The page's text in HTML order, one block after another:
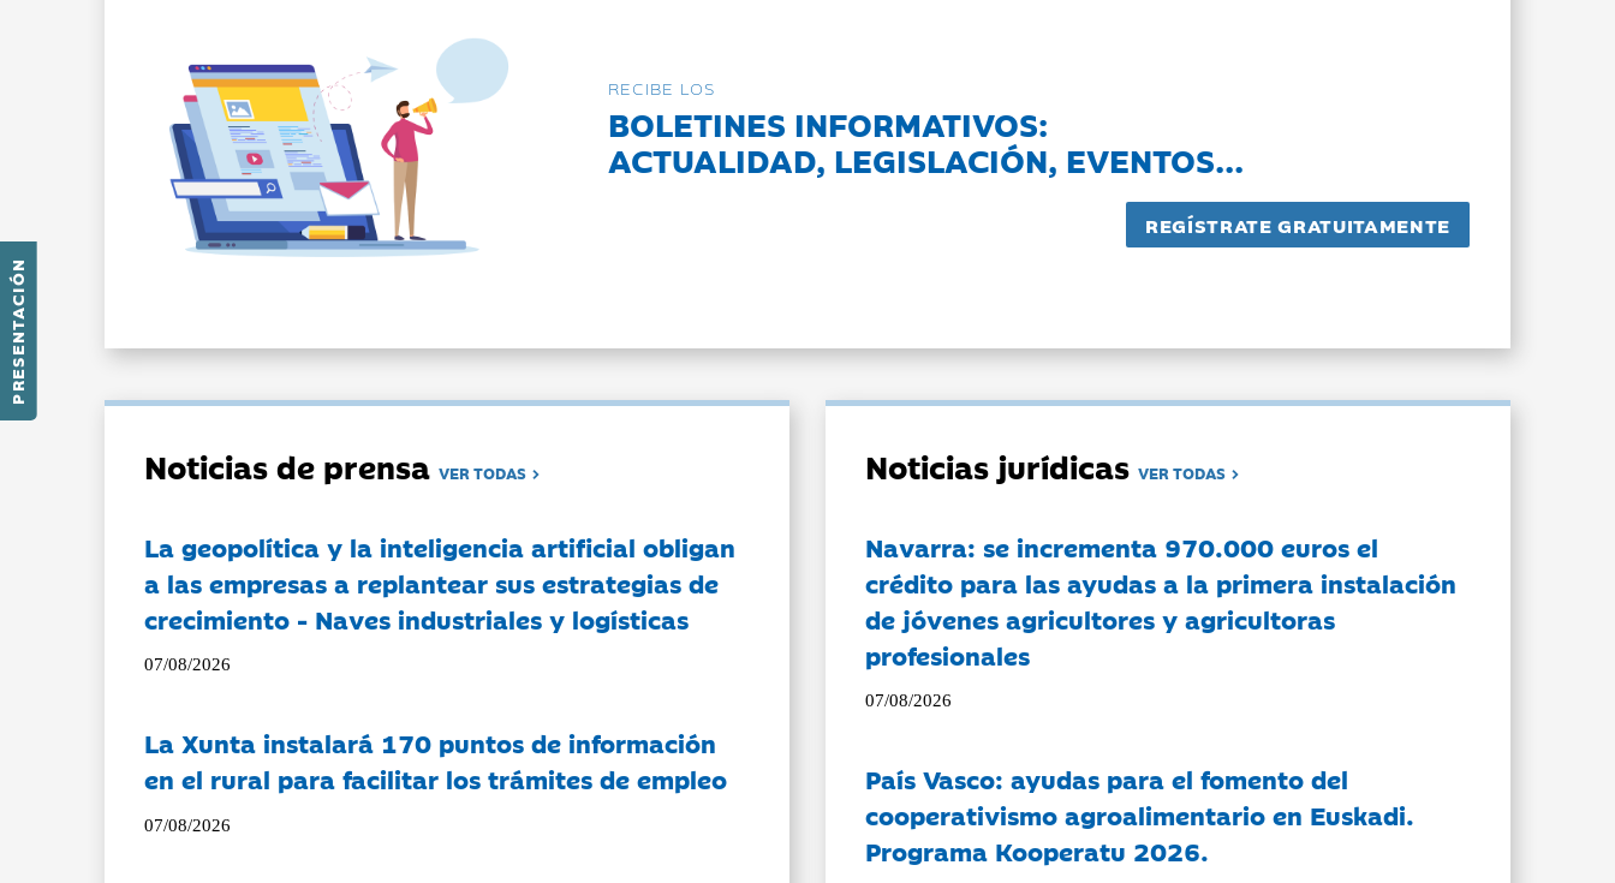
PRESENTACIÓN
RECIBE LOS
BOLETINES INFORMATIVOS:
ACTUALIDAD, LEGISLACIÓN, EVENTOS...
Noticias de prensaVER TODAS
La geopolítica y la inteligencia artificial obligan
a las empresas a replantear sus estrategias de
crecimiento - Naves industriales y logísticas
07/08/2026
La Xunta instalará 170 puntos de información
en el rural para facilitar los trámites de empleo
07/08/2026
Noticias jurídicasVER TODAS
Navarra: se incrementa 970.000 euros el
crédito para las ayudas a la primera instalación
de jóvenes agricultores y agricultoras
profesionales
07/08/2026
País Vasco: ayudas para el fomento del
cooperativismo agroalimentario en Euskadi.
Programa Kooperatu 2026.